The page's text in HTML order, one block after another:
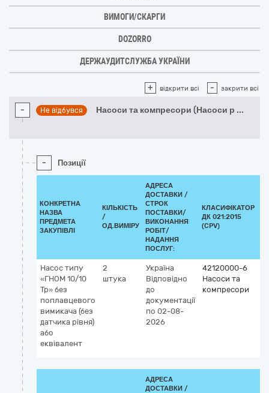
ВИМОГИ/СКАРГИ
DOZORRO
ДЕРЖАУДИТСЛУЖБА УКРАЇНИ
+ відкрити всі - закрити всі
- Не відбувся Насоси та компресори (Насоси р ...
- Позиції
КОНКРЕТНА
НАЗВА
ПРЕДМЕТА
ЗАКУПІВЛІ
КІЛЬКІСТЬ
/
ОД.ВИМІРУ
АДРЕСА
ДОСТАВКИ /
СТРОК
ПОСТАВКИ/
ВИКОНАННЯ
РОБІТ/
НАДАННЯ
ПОСЛУГ:
КЛАСИФІКАТОР
ДК 021:2015
(CPV)
Насос типу
«ГНОМ 10/10
Тр» без
поплавцевого
вимикача (без
датчика рівня)
або
еквівалент
2
штука
Україна
Відповідно
до
документації
по 02-08-
2026
42120000-6
Насоси та
компресори
АДРЕСА
ДОСТАВКИ /